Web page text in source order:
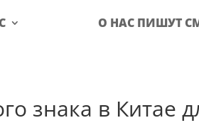
О НАС ПИШУТ
знака в Китае